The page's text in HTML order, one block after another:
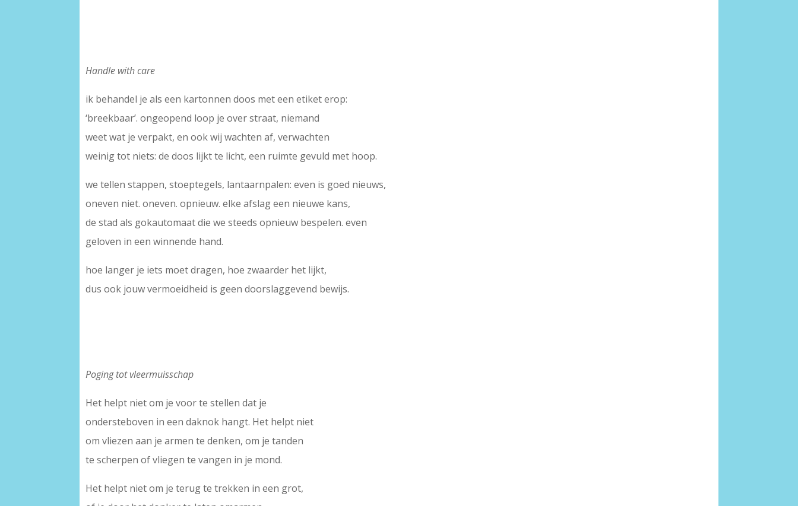
Handle with care
ik behandel je als een kartonnen doos met een etiket erop:
‘breekbaar’. ongeopend loop je over straat, niemand
weet wat je verpakt, en ook wij wachten af, verwachten
weinig tot niets: de doos lijkt te licht, een ruimte gevuld met hoop.
we tellen stappen, stoeptegels, lantaarnpalen: even is goed nieuws,
oneven niet. oneven. opnieuw. elke afslag een nieuwe kans,
de stad als gokautomaat die we steeds opnieuw bespelen. even
geloven in een winnende hand.
hoe langer je iets moet dragen, hoe zwaarder het lijkt,
dus ook jouw vermoeidheid is geen doorslaggevend bewijs.
Poging tot vleermuisschap
Het helpt niet om je voor te stellen dat je
ondersteboven in een daknok hangt. Het helpt niet
om vliezen aan je armen te denken, om je tanden
te scherpen of vliegen te vangen in je mond.
Het helpt niet om je terug te trekken in een grot,